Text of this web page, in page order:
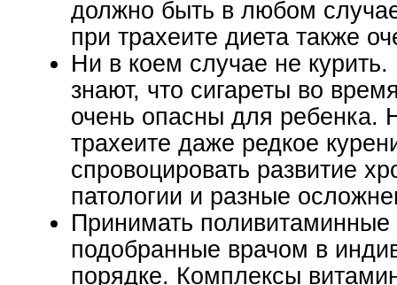
должно быть в любом
при трахеите диета также
Ни в коем случае не курить.
знают, что сигареты во
очень опасны для ребенка.
трахеите даже редкое
спровоцировать развитие
патологии и разные
Принимать поливитаминные
подобранные врачом в
порядке. Комплексы